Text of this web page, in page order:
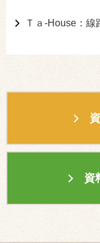
Ｔａ-House：線
資